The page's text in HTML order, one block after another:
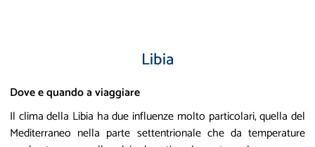
Libia
Dove e quando a viaggiare
Il clima della Libia ha due influenze molto particolari, quella del
Mediterraneo nella parte settentrionale che da temperature